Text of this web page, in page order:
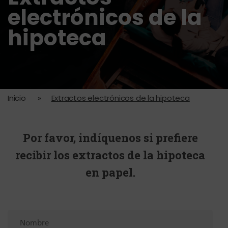
electrónicos de la
hipoteca
Inicio » Extractos electrónicos de la hipoteca
Por favor, indíquenos si prefiere
recibir los extractos de la hipoteca
en papel.